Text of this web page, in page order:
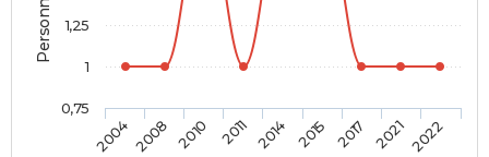
20042008 2010 2011 2014 2015 2017 20212022
0,75
1
1,25